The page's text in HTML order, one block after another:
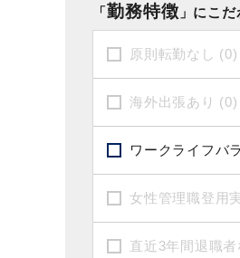
「勤務特徴 」にこだ
原則転勤なし (0)
海外出張あり (0)
ワークライフバ
女性管理職登用
直近3年間退職